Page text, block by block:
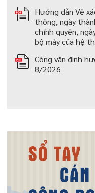
Hướng dẫn Về
thống, ngày
chính quyền,
bộ máy của hệ
Công văn định
8/2026